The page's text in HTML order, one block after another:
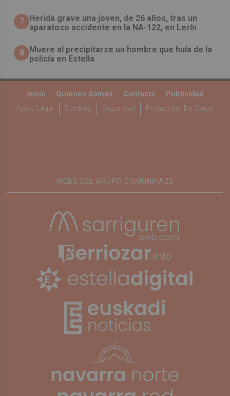
7 Herida grave una joven, de 26 años, tras un
aparatoso accidente en la NA-122, en Lerín
8 Muere al precipitarse un hombre que huía de la
policía en Estella
Inicio Quiénes Somos Contacto
Publicidad
Aviso Legal
Cookies Seguridad Protección De Datos
WEBS DEL GRUPO COMUNIKAZE